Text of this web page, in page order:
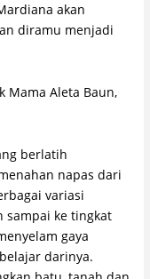
akan
diramu menjadi
Mama Aleta Baun,
berlatih
napas dari
variasi
sampai ke tingkat
gaya
darinya.